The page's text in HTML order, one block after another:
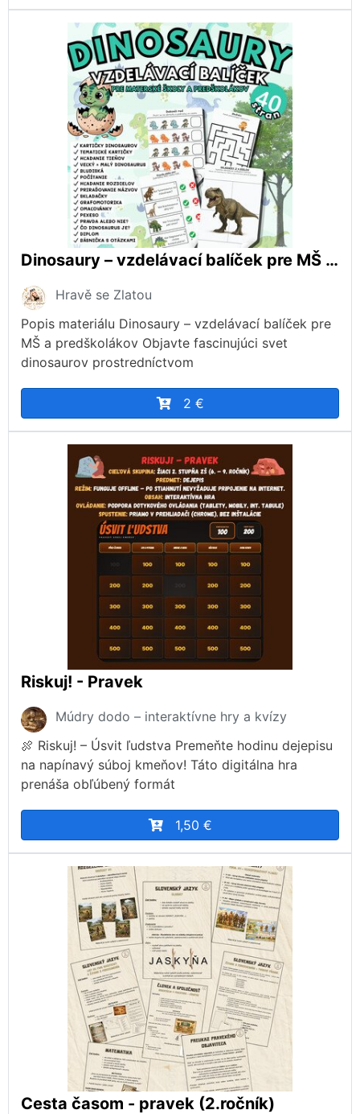
Dinosaury – vzdelávací balíček pre MŠ a predškolákov
Hravě se Zlatou
Popis materiálu Dinosaury – vzdelávací balíček pre
MŠ a predškolákov Objavte fascinujúci svet
dinosaurov prostredníctvom
2 €
Riskuj! - Pravek
Múdry dodo – interaktívne hry a kvízy
🍖 Riskuj! – Úsvit ľudstva Premeňte hodinu dejepisu
na napínavý súboj kmeňov! Táto digitálna hra
prenáša obľúbený formát
1,50 €
Cesta časom - pravek (2.ročník)